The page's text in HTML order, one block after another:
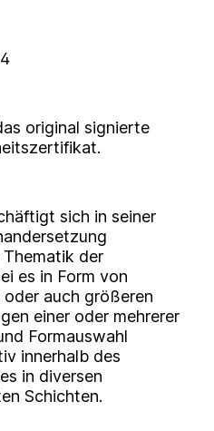
original signierte
sich in seiner
der
es in Form von
auch größeren
einer oder mehrerer
Formauswahl
innerhalb des
in diversen
Schichten.